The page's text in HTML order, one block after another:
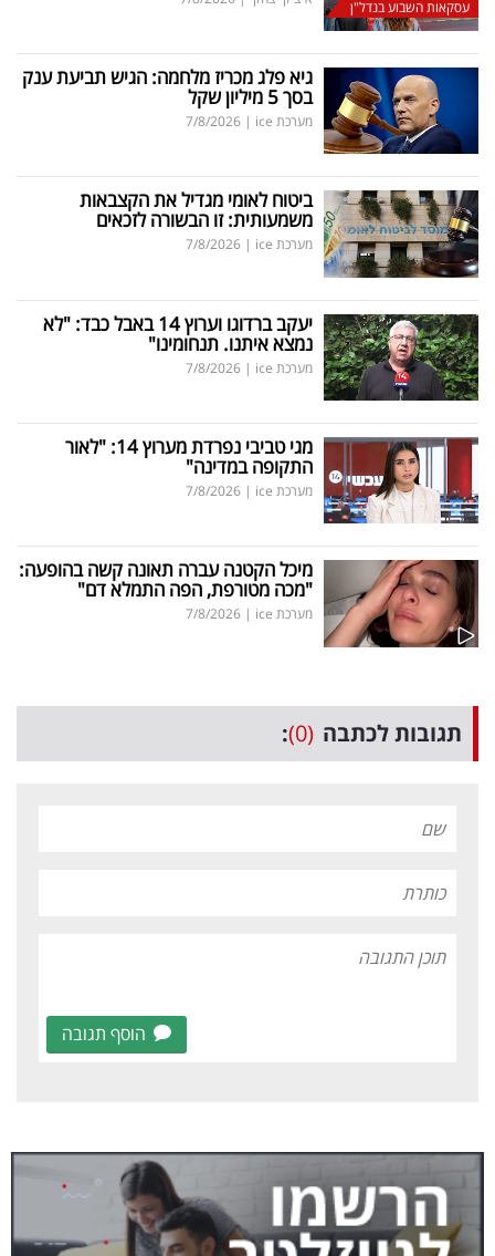
40
שיתופי
פעולה
דרושים
ניוזלטרים
מייל
אדום
פרסמו
באייס
עקבו
אחרינו:
עסקאות השבוע בנדל"ן
גיא פלג מכריז מלחמה: הגיש תביעת ענק
בסך 5 מיליון שקל
מערכת ice |
7/8/2026
ביטוח לאומי מגדיל את הקצבאות
משמעותית: זו הבשורה לזכאים
מערכת ice |
7/8/2026
יעקב ברדוגו וערוץ 14 באבל כבד: "לא
נמצא איתנו. תנחומינו"
מערכת ice |
7/8/2026
מגי טביבי נפרדת מערוץ 14: "לאור
התקופה במדינה"
מערכת ice |
7/8/2026
מיכל הקטנה עברה תאונה קשה בהופעה:
"מכה מטורפת, הפה התמלא דם"
מערכת ice |
7/8/2026
תגובות לכתבה (0)
:
הוסף תגובה